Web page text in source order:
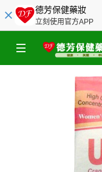
德芳保健藥妝
立刻使用官方APP